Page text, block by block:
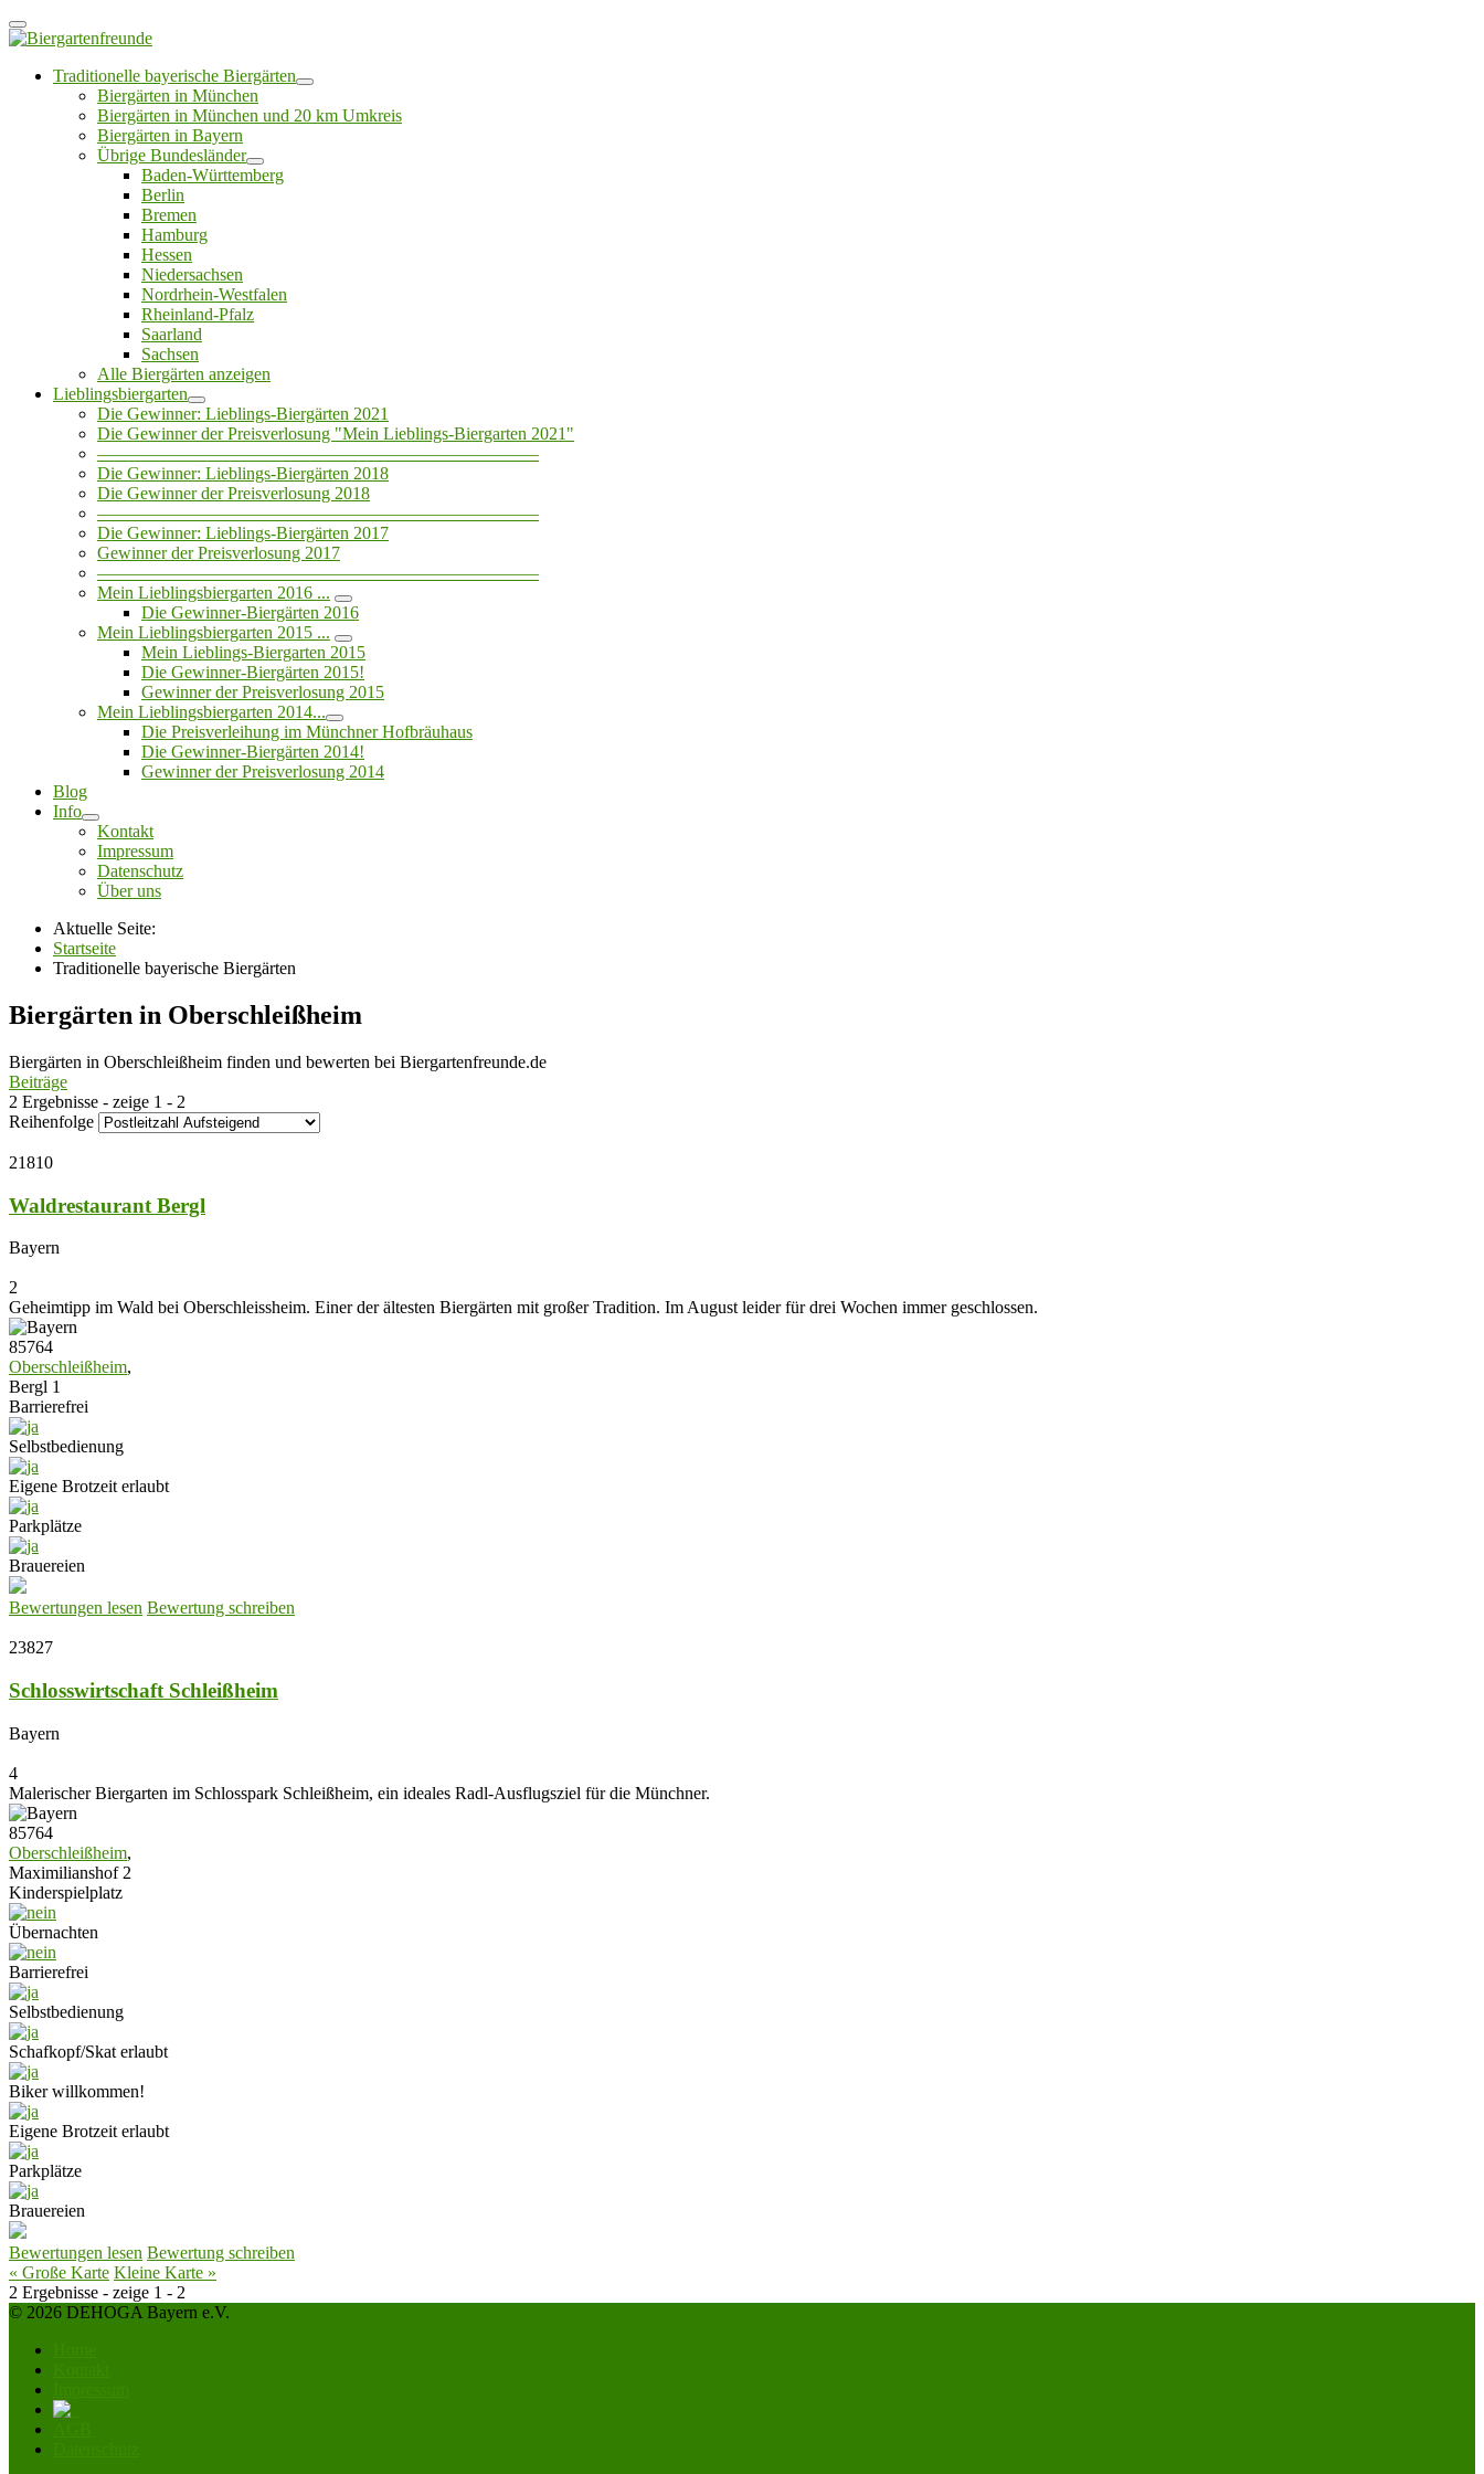
Traditionelle bayerische Biergärten
Biergärten in München
Biergärten in München und 20 km Umkreis
Biergärten in Bayern
Übrige Bundesländer
Baden-Württemberg
Berlin
Bremen
Hamburg
Hessen
Niedersachsen
Nordrhein-Westfalen
Rheinland-Pfalz
Saarland
Sachsen
Alle Biergärten anzeigen
Lieblingsbiergarten
Die Gewinner: Lieblings-Biergärten 2021
Die Gewinner der Preisverlosung "Mein Lieblings-Biergarten 2021"
—————————————————————————
Die Gewinner: Lieblings-Biergärten 2018
Die Gewinner der Preisverlosung 2018
—————————————————————————
Die Gewinner: Lieblings-Biergärten 2017
Gewinner der Preisverlosung 2017
—————————————————————————
Mein Lieblingsbiergarten 2016 ...
Die Gewinner-Biergärten 2016
Mein Lieblingsbiergarten 2015 ...
Mein Lieblings-Biergarten 2015
Die Gewinner-Biergärten 2015!
Gewinner der Preisverlosung 2015
Mein Lieblingsbiergarten 2014...
Die Preisverleihung im Münchner Hofbräuhaus
Die Gewinner-Biergärten 2014!
Gewinner der Preisverlosung 2014
Blog
Info
Kontakt
Impressum
Datenschutz
Über uns
Aktuelle Seite:
Startseite
Traditionelle bayerische Biergärten
Biergärten in Oberschleißheim
Biergärten in Oberschleißheim finden und bewerten bei Biergartenfreunde.de
Beiträge
2 Ergebnisse - zeige 1 - 2
Reihenfolge
21810
Waldrestaurant Bergl
Bayern
2
Geheimtipp im Wald bei Oberschleissheim. Einer der ältesten Biergärten mit großer Tradition. Im August leider für drei Wochen immer geschlossen.
85764
Oberschleißheim,
Bergl 1
Barrierefrei
Selbstbedienung
Eigene Brotzeit erlaubt
Parkplätze
Brauereien
Bewertungen lesen Bewertung schreiben
23827
Schlosswirtschaft Schleißheim
Bayern
4
Malerischer Biergarten im Schlosspark Schleißheim, ein ideales Radl-Ausflugsziel für die Münchner.
85764
Oberschleißheim,
Maximilianshof 2
Kinderspielplatz
Übernachten
Barrierefrei
Selbstbedienung
Schafkopf/Skat erlaubt
Biker willkommen!
Eigene Brotzeit erlaubt
Parkplätze
Brauereien
Bewertungen lesen Bewertung schreiben
« Große Karte Kleine Karte »
2 Ergebnisse - zeige 1 - 2
© 2026 DEHOGA Bayern e.V.